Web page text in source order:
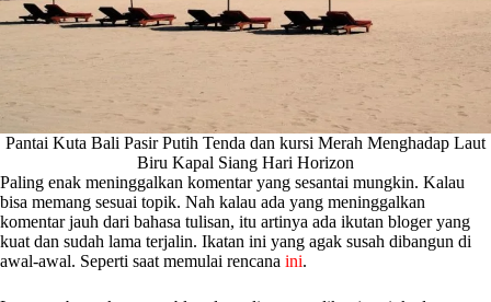
Pantai Kuta Bali Pasir Putih Tenda dan kursi Merah Menghadap Laut
Biru Kapal Siang Hari Horizon
Paling enak meninggalkan komentar yang sesantai mungkin. Kalau
bisa memang sesuai topik. Nah kalau ada yang meninggalkan
komentar jauh dari bahasa tulisan, itu artinya ada ikutan bloger yang
kuat dan sudah lama terjalin. Ikatan ini yang agak susah dibangun di
awal-awal. Seperti saat memulai rencana ini.